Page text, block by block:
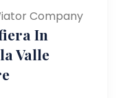
Company
In
Valle